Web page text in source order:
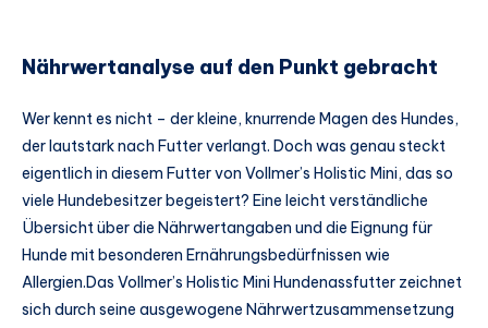
Nährwertanalyse auf den Punkt gebracht
Wer kennt es nicht – der kleine, knurrende Magen des Hundes,
der lautstark nach Futter verlangt. Doch was genau steckt
eigentlich in diesem Futter von Vollmer’s Holistic Mini, das so
viele Hundebesitzer begeistert? Eine leicht verständliche
Übersicht über die Nährwertangaben und die Eignung für
Hunde mit besonderen Ernährungsbedürfnissen wie
Allergien.Das Vollmer’s Holistic Mini Hundenassfutter zeichnet
sich durch seine ausgewogene Nährwertzusammensetzung